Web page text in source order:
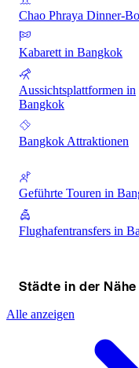
Chao Phraya Dinner-
Kabarett in Bangkok
Aussichtsplattformen in
Bangkok
Bangkok Attraktionen
Geführte Touren in
Flughafentransfers in
Städte in der
Alle anzeigen